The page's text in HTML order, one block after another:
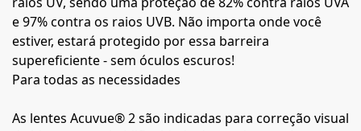
e 97% contra os raios UVB. Não importa onde você
estiver, estará protegido por essa barreira
supereficiente - sem óculos escuros!
Para todas as necessidades
As lentes Acuvue® 2 são indicadas para correção visual